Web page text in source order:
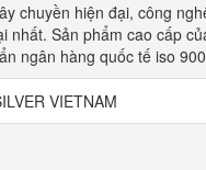
chuyền hiện đại, công
nhất. Sản phẩm cao cấp
ngân hàng quốc tế iso